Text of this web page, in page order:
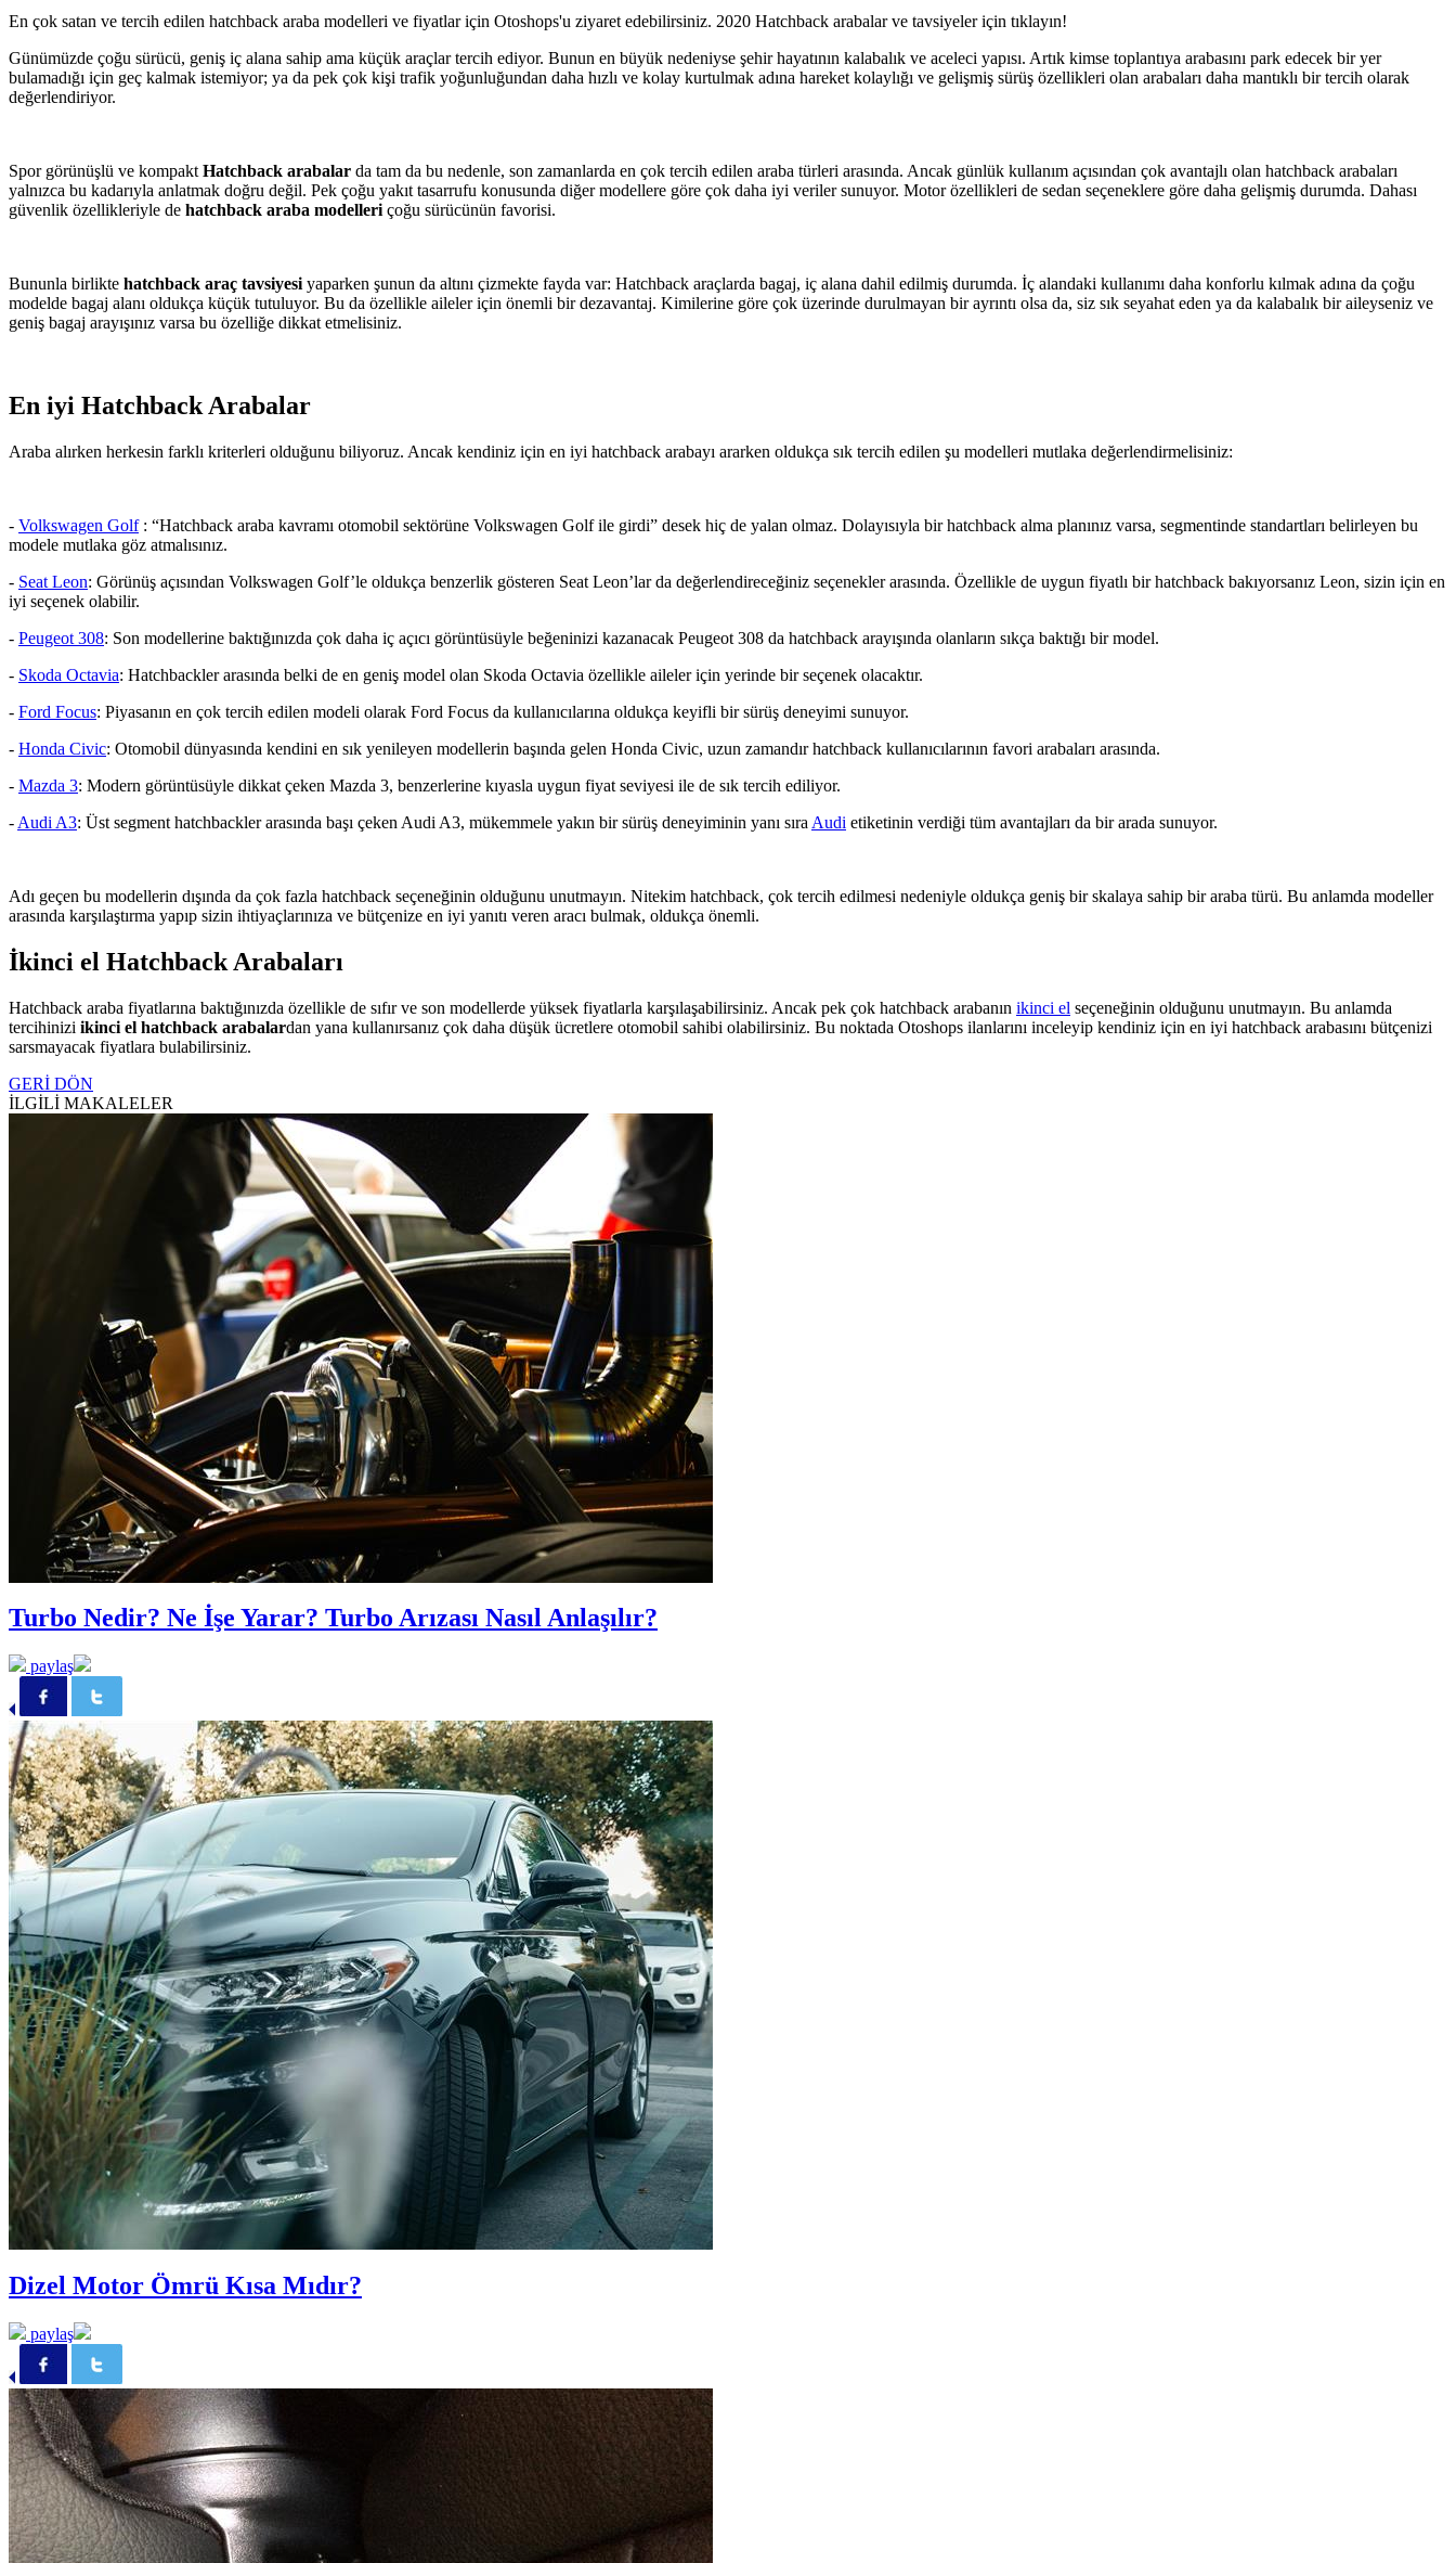
En çok satan ve tercih edilen hatchback araba modelleri ve fiyatlar için Otoshops'u ziyaret edebilirsiniz. 2020 Hatchback arabalar ve tavsiyeler için tıklayın!
Günümüzde çoğu sürücü, geniş iç alana sahip ama küçük araçlar tercih ediyor. Bunun en büyük nedeniyse şehir hayatının kalabalık ve aceleci yapısı. Artık kimse toplantıya arabasını park edecek bir yer
bulamadığı için geç kalmak istemiyor; ya da pek çok kişi trafik yoğunluğundan daha hızlı ve kolay kurtulmak adına hareket kolaylığı ve gelişmiş sürüş özellikleri olan arabaları daha mantıklı bir tercih olarak
değerlendiriyor.
Spor görünüşlü ve kompakt Hatchback arabalar da tam da bu nedenle, son zamanlarda en çok tercih edilen araba türleri arasında. Ancak günlük kullanım açısından çok avantajlı olan hatchback arabaları
yalnızca bu kadarıyla anlatmak doğru değil. Pek çoğu yakıt tasarrufu konusunda diğer modellere göre çok daha iyi veriler sunuyor. Motor özellikleri de sedan seçeneklere göre daha gelişmiş durumda. Dahası
güvenlik özellikleriyle de hatchback araba modelleri çoğu sürücünün favorisi.
Bununla birlikte hatchback araç tavsiyesi yaparken şunun da altını çizmekte fayda var: Hatchback araçlarda bagaj, iç alana dahil edilmiş durumda. İç alandaki kullanımı daha konforlu kılmak adına da çoğu
modelde bagaj alanı oldukça küçük tutuluyor. Bu da özellikle aileler için önemli bir dezavantaj. Kimilerine göre çok üzerinde durulmayan bir ayrıntı olsa da, siz sık seyahat eden ya da kalabalık bir aileyseniz ve
geniş bagaj arayışınız varsa bu özelliğe dikkat etmelisiniz.
En iyi Hatchback Arabalar
Araba alırken herkesin farklı kriterleri olduğunu biliyoruz. Ancak kendiniz için en iyi hatchback arabayı ararken oldukça sık tercih edilen şu modelleri mutlaka değerlendirmelisiniz:
- Volkswagen Golf: “Hatchback araba kavramı otomobil sektörüne Volkswagen Golf ile girdi” desek hiç de yalan olmaz. Dolayısıyla bir hatchback alma planınız varsa, segmentinde standartları belirleyen bu
modele mutlaka göz atmalısınız.
- Seat Leon: Görünüş açısından Volkswagen Golf’le oldukça benzerlik gösteren Seat Leon’lar da değerlendireceğiniz seçenekler arasında. Özellikle de uygun fiyatlı bir hatchback bakıyorsanız Leon, sizin için en
iyi seçenek olabilir.
- Peugeot 308: Son modellerine baktığınızda çok daha iç açıcı görüntüsüyle beğeninizi kazanacak Peugeot 308 da hatchback arayışında olanların sıkça baktığı bir model.
- Skoda Octavia: Hatchbackler arasında belki de en geniş model olan Skoda Octavia özellikle aileler için yerinde bir seçenek olacaktır.
- Ford Focus: Piyasanın en çok tercih edilen modeli olarak Ford Focus da kullanıcılarına oldukça keyifli bir sürüş deneyimi sunuyor.
- Honda Civic: Otomobil dünyasında kendini en sık yenileyen modellerin başında gelen Honda Civic, uzun zamandır hatchback kullanıcılarının favori arabaları arasında.
- Mazda 3: Modern görüntüsüyle dikkat çeken Mazda 3, benzerlerine kıyasla uygun fiyat seviyesi ile de sık tercih ediliyor.
- Audi A3: Üst segment hatchbackler arasında başı çeken Audi A3, mükemmele yakın bir sürüş deneyiminin yanı sıra Audi etiketinin verdiği tüm avantajları da bir arada sunuyor.
Adı geçen bu modellerin dışında da çok fazla hatchback seçeneğinin olduğunu unutmayın. Nitekim hatchback, çok tercih edilmesi nedeniyle oldukça geniş bir skalaya sahip bir araba türü. Bu anlamda modeller
arasında karşılaştırma yapıp sizin ihtiyaçlarınıza ve bütçenize en iyi yanıtı veren aracı bulmak, oldukça önemli.
İkinci el Hatchback Arabaları
Hatchback araba fiyatlarına baktığınızda özellikle de sıfır ve son modellerde yüksek fiyatlarla karşılaşabilirsiniz. Ancak pek çok hatchback arabanın ikinci el seçeneğinin olduğunu unutmayın. Bu anlamda
tercihinizi ikinci el hatchback arabalardan yana kullanırsanız çok daha düşük ücretlere otomobil sahibi olabilirsiniz. Bu noktada Otoshops ilanlarını inceleyip kendiniz için en iyi hatchback arabasını bütçenizi
sarsmayacak fiyatlara bulabilirsiniz.
GERİ DÖN
İLGİLİ MAKALELER
Turbo Nedir? Ne İşe Yarar? Turbo Arızası Nasıl Anlaşılır?
paylaş
Dizel Motor Ömrü Kısa Mıdır?
paylaş